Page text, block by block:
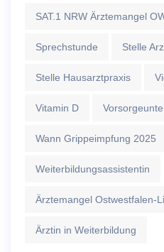
SAT.1 NRW Ärztemangel
Sprechstunde Stelle
Stelle Hausarztpraxis
Vitamin D
Wann Grippeimpfung 2025
Weiterbildungsassistentin
Ärztemangel Ostwestfalen-
Ärztin in Weiterbildung